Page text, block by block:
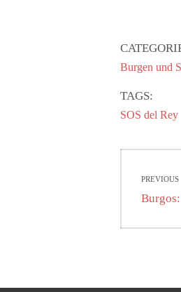
Burgen und
TAGS:
SOS del Rey
PREVIOUS